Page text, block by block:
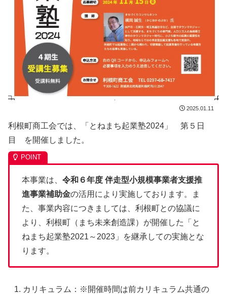
2025.01.11
利根町商工会では、「とねまち起業塾2024」 第５日
目 を開催しました。
本事業は、 令和６年度 伴走型小規模事業者支援推
進事業補助金の活用により実施しております。ま
た、事業内容につきましては、利根町との協議に
より、利根町（まち未来創造課）が開催した「と
ねまち起業塾2021～2023」を継承しての実施とな
ります。
カリキュラム：※開催時間は前カリキュラム共通の